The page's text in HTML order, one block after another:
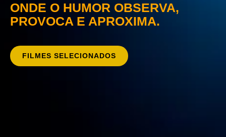
ONDE O HUMOR OBSERVA,
PROVOCA E APROXIMA.
FILMES SELECIONADOS